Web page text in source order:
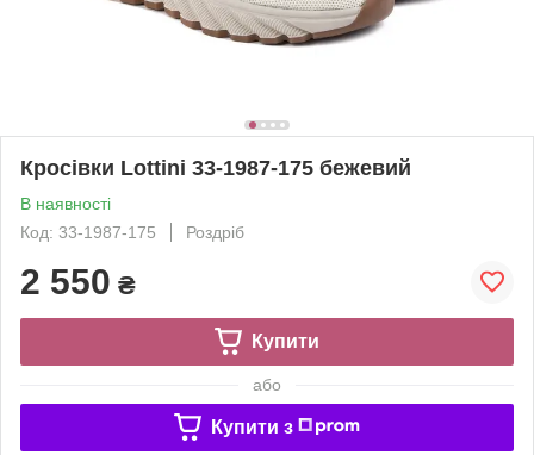
Кросівки Lottini 33-1987-175 бежевий
В наявності
Код: 33-1987-175
Роздріб
2 550 ₴
Купити
або
Купити з